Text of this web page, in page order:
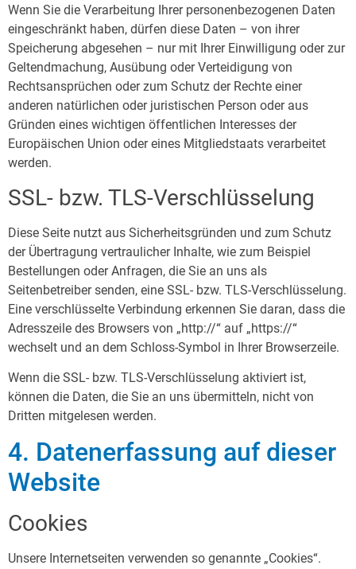
Wenn Sie die Verarbeitung Ihrer personenbezogenen Daten
eingeschränkt haben, dürfen diese Daten – von ihrer
Speicherung abgesehen – nur mit Ihrer Einwilligung oder zur
Geltendmachung, Ausübung oder Verteidigung von
Rechtsansprüchen oder zum Schutz der Rechte einer
anderen natürlichen oder juristischen Person oder aus
Gründen eines wichtigen öffentlichen Interesses der
Europäischen Union oder eines Mitgliedstaats verarbeitet
werden.
SSL- bzw. TLS-Verschlüsselung
Diese Seite nutzt aus Sicherheitsgründen und zum Schutz
der Übertragung vertraulicher Inhalte, wie zum Beispiel
Bestellungen oder Anfragen, die Sie an uns als
Seitenbetreiber senden, eine SSL- bzw. TLS-Verschlüsselung.
Eine verschlüsselte Verbindung erkennen Sie daran, dass die
Adresszeile des Browsers von „http://“ auf „https://“
wechselt und an dem Schloss-Symbol in Ihrer Browserzeile.
Wenn die SSL- bzw. TLS-Verschlüsselung aktiviert ist,
können die Daten, die Sie an uns übermitteln, nicht von
Dritten mitgelesen werden.
4. Datenerfassung auf dieser
Website
Cookies
Unsere Internetseiten verwenden so genannte „Cookies“.